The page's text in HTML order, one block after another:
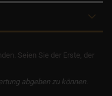
Seien Sie der Erste, der
abgeben zu können.